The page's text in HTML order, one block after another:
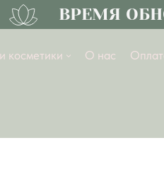
ВРЕМЯ
косметики О нас